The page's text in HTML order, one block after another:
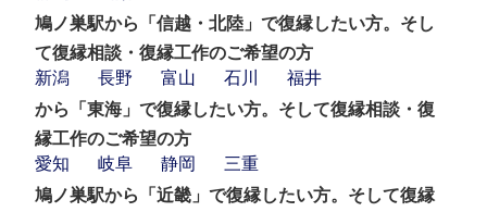
鳩ノ巣駅から「信越・北陸」で復縁したい方。そし
て復縁相談・復縁工作のご希望の方
新潟
長野 富山 石川
福井
から「東海」で復縁したい方。そして復縁相談・復
縁工作のご希望の方
愛知
岐阜 静岡
三重
鳩ノ巣駅から「近畿」で復縁したい方。そして復縁